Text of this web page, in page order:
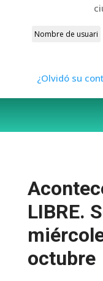
¿Olvidó su
LIBRE.
octubre